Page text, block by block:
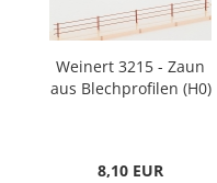
Weinert 3215 - Zaun
aus Blechprofilen (H0)
8,10 EUR